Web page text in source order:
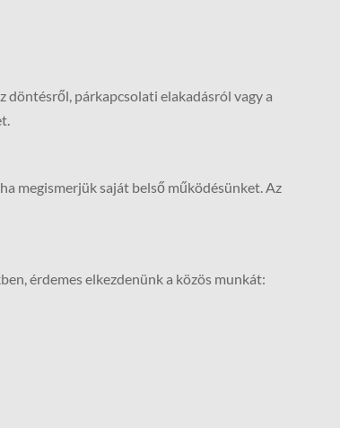
döntésről, párkapcsolati elakadásról vagy a
megismerjük saját belső működésünket. Az
érdemes elkezdenünk a közös munkát: